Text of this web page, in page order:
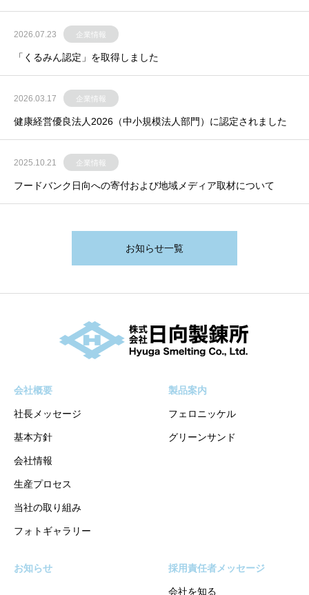
2026.07.23 企業情報
「くるみん認定」を取得しました
2026.03.17 企業情報
健康経営優良法人2026（中小規模法人部門）に認定されました
2025.10.21 企業情報
フードバンク日向への寄付および地域メディア取材について
お知らせ一覧
会社概要
社⻑メッセージ
基本方針
会社情報
⽣産プロセス
当社の取り組み
フォトギャラリー
製品案内
フェロニッケル
グリーンサンド
お知らせ 採用責任者メッセージ
会社を知る